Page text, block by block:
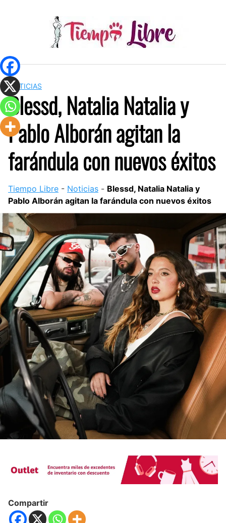
NOTICIAS
Blessd, Natalia Natalia y
Pablo Alborán agitan la
farándula con nuevos éxitos
Tiempo Libre - Noticias - Blessd, Natalia Natalia y
Pablo Alborán agitan la farándula con nuevos éxitos
Compartir